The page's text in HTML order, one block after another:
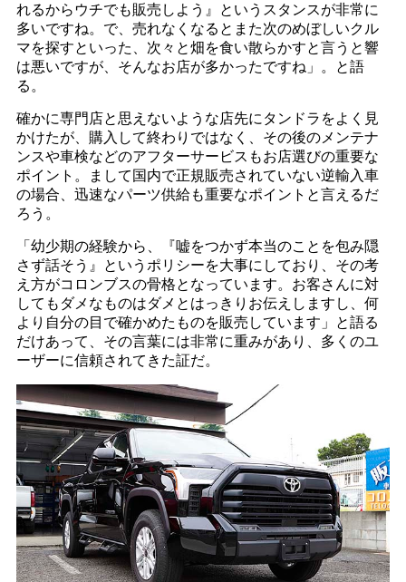
れるからウチでも販売しよう』というスタンスが非常に
多いですね。で、売れなくなるとまた次のめぼしいクル
マを探すといった、次々と畑を食い散らかすと言うと響
は悪いですが、そんなお店が多かったですね」。と語
る。
確かに専門店と思えないような店先にタンドラをよく見
かけたが、購入して終わりではなく、その後のメンテナ
ンスや車検などのアフターサービスもお店選びの重要な
ポイント。まして国内で正規販売されていない逆輸入車
の場合、迅速なパーツ供給も重要なポイントと言えるだ
ろう。
「幼少期の経験から、『嘘をつかず本当のことを包み隠
さず話そう』というポリシーを大事にしており、その考
え方がコロンブスの骨格となっています。お客さんに対
してもダメなものはダメとはっきりお伝えしますし、何
より自分の目で確かめたものを販売しています」と語る
だけあって、その言葉には非常に重みがあり、多くのユ
ーザーに信頼されてきた証だ。